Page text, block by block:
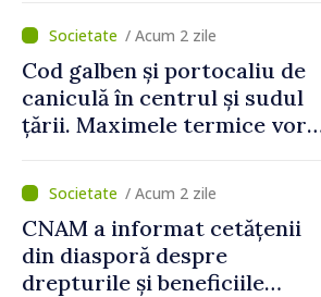
/ Acum 2 zile
Cod galben și portocaliu de
caniculă în centrul și sudul
țării. Maximele termice vor
/ Acum 2 zile
CNAM a informat cetățenii
din diasporă despre
drepturile și beneficiile